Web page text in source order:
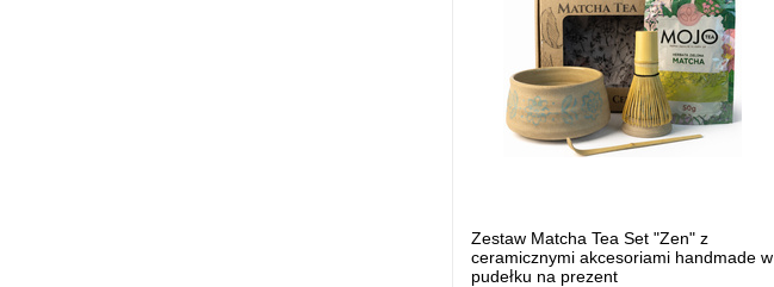
Zestaw Matcha Tea Set "Zen" z
ceramicznymi akcesoriami handmade w
pudełku na prezent